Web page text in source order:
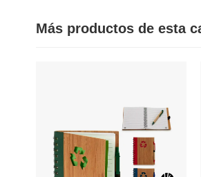
Más productos de esta